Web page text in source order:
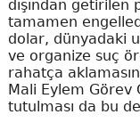
dışından getirilen
tamamen
dolar, dünyadaki
ve organize suç
rahatça
Mali Eylem Görev
tutulması da bu